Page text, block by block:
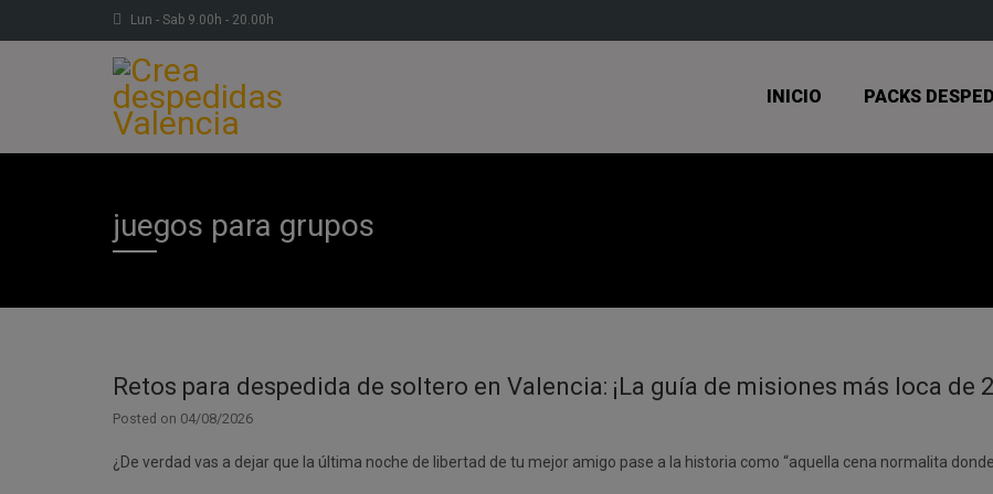
Lun - Sab 9.00h - 20.00h
INICIO PACKS
juegos para grupos
Retos para despedida de soltero en Valencia: ¡La guía de misiones más loca de
Posted on 04/08/2026
¿De verdad vas a dejar que la última noche de libertad de tu mejor amigo pase a la historia como “aquella cena normalita